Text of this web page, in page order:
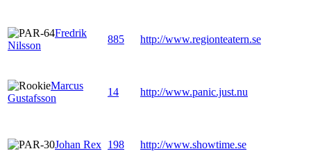
Fredrik
Nilsson
885 http://www.regionteatern.se
Marcus
Gustafsson
14 http://www.panic.just.nu
Johan Rex 198 http://www.showtime.se